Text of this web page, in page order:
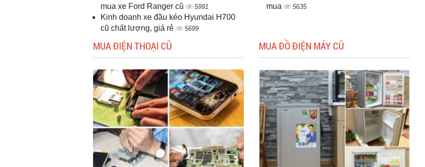
mua xe Ford Ranger cũ
5991
Kinh doanh xe đầu kéo Hyundai H700
cũ chất lượng, giá rẻ
5699
mua
5635
MUA ĐIỆN THOẠI CŨ MUA ĐỒ ĐIỆN MÁY CŨ